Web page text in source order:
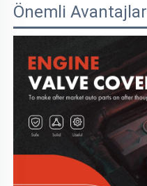
Önemli Avantajlar